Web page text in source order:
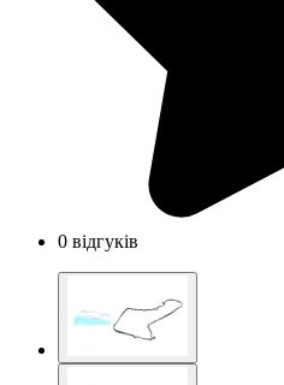
0 відгуків